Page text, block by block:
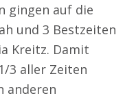
gingen auf die
und 3 Bestzeiten
Kreitz. Damit
3 aller Zeiten
anderen